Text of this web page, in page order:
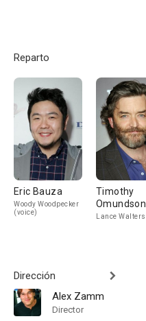
Reparto
Eric Bauza
Woody Woodpecker
(voice)
Timothy
Omundson
Lance Walters
Dirección
Alex Zamm
Director